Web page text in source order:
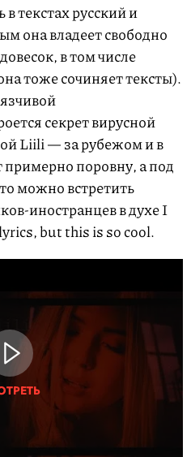
текстах русский и
она владеет свободно
в том числе
тоже сочиняет тексты).
секрет вирусной
Liili — за рубежом и в
поровну, а под
можно встретить
иностранцев в духе I
but this is so cool.